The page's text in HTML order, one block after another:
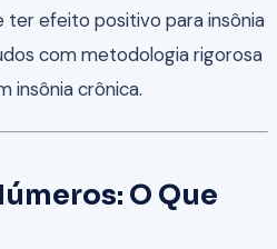
ter efeito positivo para insônia
com metodologia rigorosa
insônia crônica.
O Que